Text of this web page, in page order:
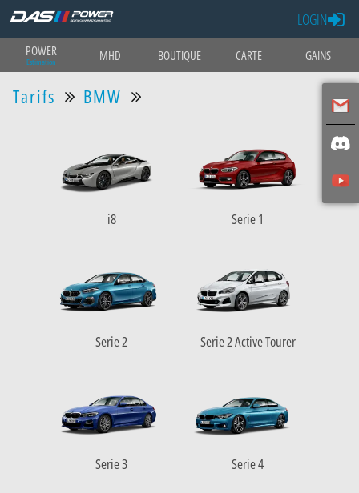
POWER
Estimation MHD BOUTIQUE CARTE GAINS
LOGIN
Tarifs BMW
i8 Serie 1
Serie 2 Serie 2 Active Tourer
Serie 3 Serie 4